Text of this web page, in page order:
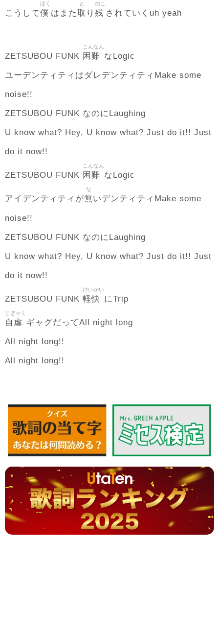
こうして僕
ぼく
はまた取
と
り 残
のこ
されていくuh yeah
ZETSUBOU FUNK 困難
こんなん
なLogic
ユーデンティティはダレデンティティMake some
noise!!
ZETSUBOU FUNK なのにLaughing
U know what? Hey, U know what? Just do it!! Just
do it now!!
ZETSUBOU FUNK 困難
こんなん
なLogic
アイデンティティが無
な
いデンティティMake some
noise!!
ZETSUBOU FUNK なのにLaughing
U know what? Hey, U know what? Just do it!! Just
do it now!!
ZETSUBOU FUNK 軽快
けいかい
にTrip
自虐
じぎゃく
ギャグだってAll night long
All night long!!
All night long!!